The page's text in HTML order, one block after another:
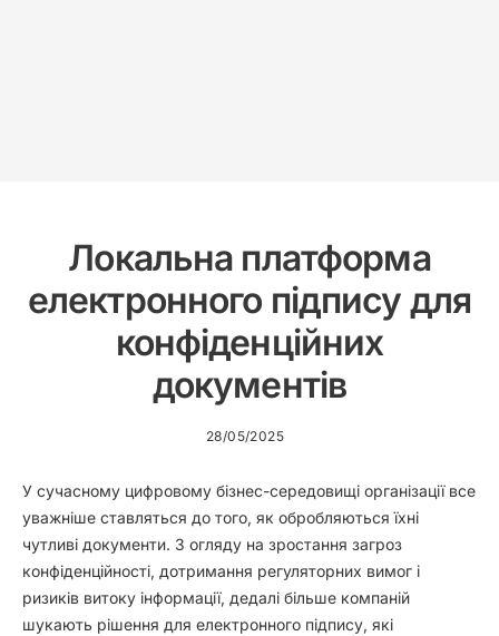
Локальна платформа
електронного підпису для
конфіденційних
документів
28/05/2025
У сучасному цифровому бізнес-середовищі організації все
уважніше ставляться до того, як обробляються їхні
чутливі документи. З огляду на зростання загроз
конфіденційності, дотримання регуляторних вимог і
ризиків витоку інформації, дедалі більше компаній
шукають рішення для електронного підпису, які